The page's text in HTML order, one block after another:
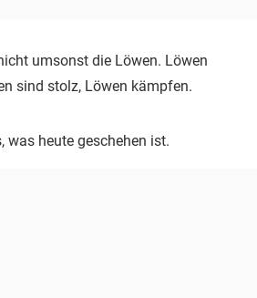
umsonst die Löwen. Löwen
sind stolz, Löwen kämpfen.
was heute geschehen ist.